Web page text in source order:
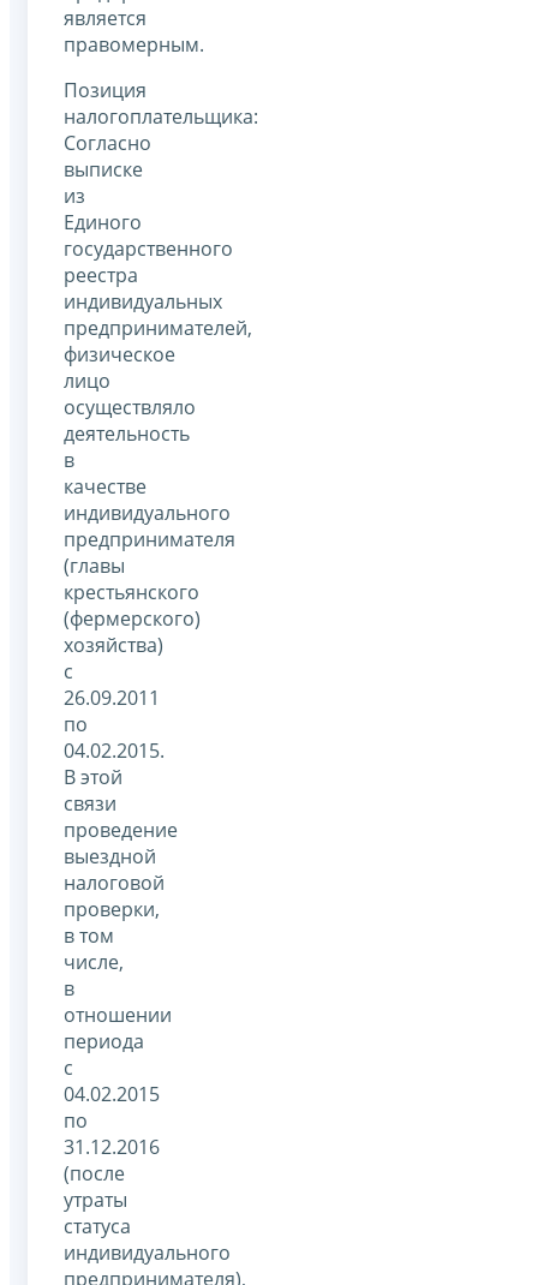
является
правомерным.
Позиция
налогоплательщика:
Согласно
выписке
из
Единого
государственного
реестра
индивидуальных
предпринимателей,
физическое
лицо
осуществляло
деятельность
в
качестве
индивидуального
предпринимателя
(главы
крестьянского
(фермерского)
хозяйства)
с
26.09.2011
по
04.02.2015.
В этой
связи
проведение
выездной
налоговой
проверки,
в том
числе,
в
отношении
периода
с
04.02.2015
по
31.12.2016
(после
утраты
статуса
индивидуального
предпринимателя),